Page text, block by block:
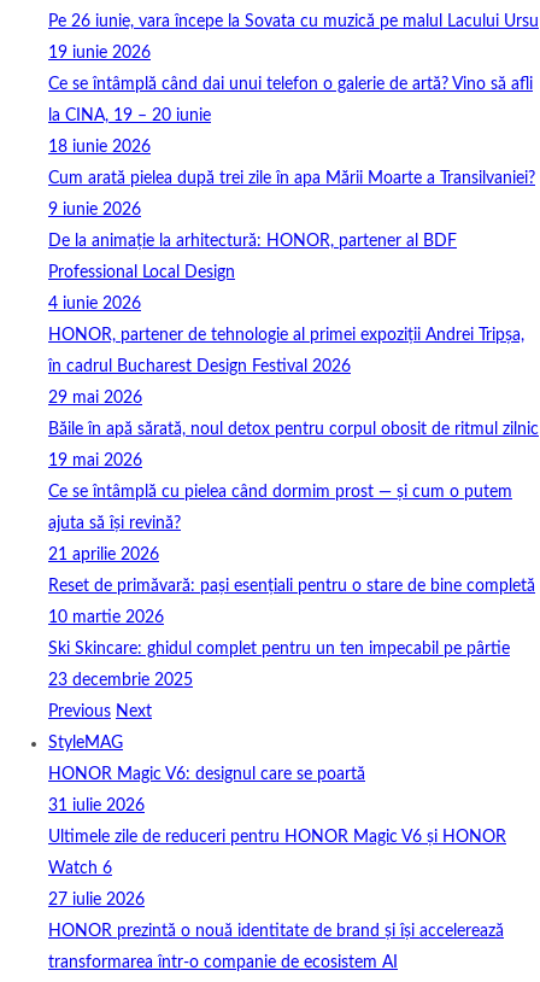
Pe 26 iunie, vara începe la Sovata cu muzică pe malul Lacului Ursu
19 iunie 2026
Ce se întâmplă când dai unui telefon o galerie de artă? Vino să afli
la CINA, 19 – 20 iunie
18 iunie 2026
Cum arată pielea după trei zile în apa Mării Moarte a Transilvaniei?
9 iunie 2026
De la animație la arhitectură: HONOR, partener al BDF
Professional Local Design
4 iunie 2026
HONOR, partener de tehnologie al primei expoziții Andrei Tripșa,
în cadrul Bucharest Design Festival 2026
29 mai 2026
Băile în apă sărată, noul detox pentru corpul obosit de ritmul zilnic
19 mai 2026
Ce se întâmplă cu pielea când dormim prost — și cum o putem
ajuta să își revină?
21 aprilie 2026
Reset de primăvară: pași esențiali pentru o stare de bine completă
10 martie 2026
Ski Skincare: ghidul complet pentru un ten impecabil pe pârtie
23 decembrie 2025
Previous Next
StyleMAG
HONOR Magic V6: designul care se poartă
31 iulie 2026
Ultimele zile de reduceri pentru HONOR Magic V6 și HONOR
Watch 6
27 iulie 2026
HONOR prezintă o nouă identitate de brand și își accelerează
transformarea într-o companie de ecosistem AI